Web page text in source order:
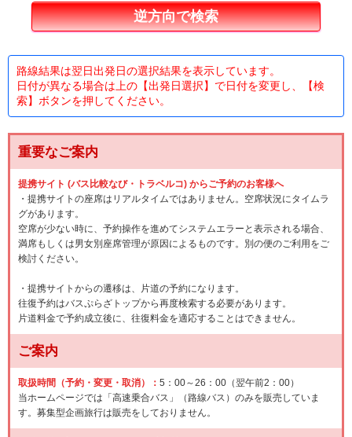
路線結果は翌日出発日の選択結果を表示しています。
日付が異なる場合は上の【出発日選択】で日付を変更し、【検
索】ボタンを押してください。
重要なご案内
提携サイト (バス比較なび・トラベルコ) からご予約のお客様へ
・提携サイトの座席はリアルタイムではありません。空席状況にタイムラ
グがあります。
空席が少ない時に、予約操作を進めてシステムエラーと表示される場合、
満席もしくは男女別座席管理が原因によるものです。別の便のご利用をご
検討ください。
・提携サイトからの遷移は、片道の予約になります。
往復予約はバスぷらざトップから再度検索する必要があります。
片道料金で予約成立後に、往復料金を適応することはできません。
ご案内
取扱時間（予約・変更・取消）： 5：00～26：00（翌午前2：00）
当ホームページでは「高速乗合バス」（路線バス）のみを販売していま
す。募集型企画旅行は販売をしておりません。